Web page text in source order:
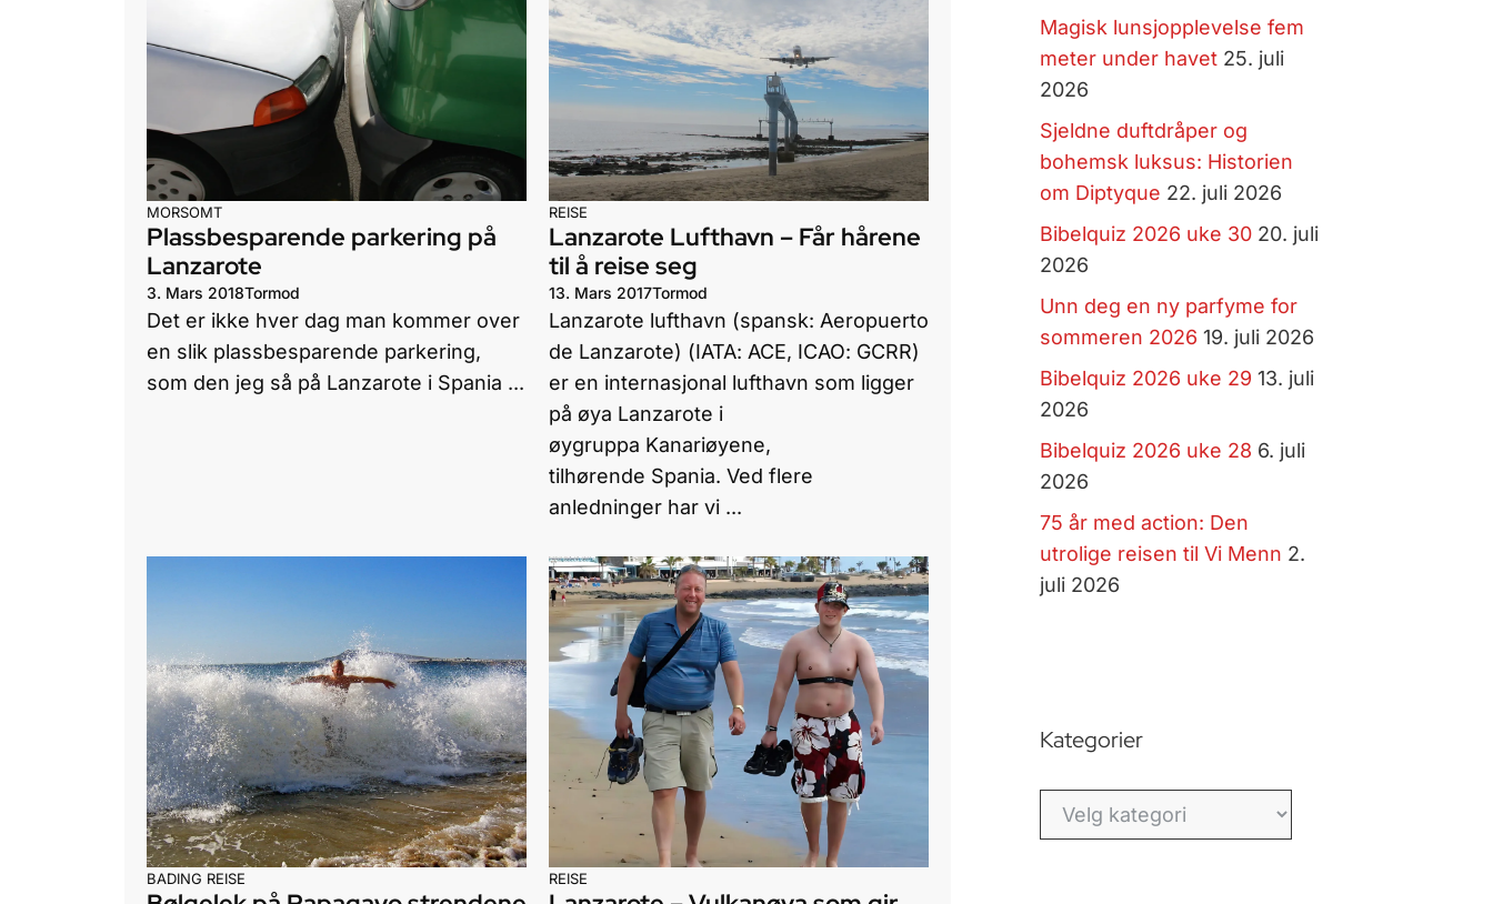
MORSOMT
Plassbesparende parkering på
Lanzarote
3. Mars 2018Tormod
Det er ikke hver dag man kommer over
en slik plassbesparende parkering,
som den jeg så på Lanzarote i Spania ...
REISE
Lanzarote Lufthavn – Får hårene
til å reise seg
13. Mars 2017Tormod
Lanzarote lufthavn (spansk: Aeropuerto
de Lanzarote) (IATA: ACE, ICAO: GCRR)
er en internasjonal lufthavn som ligger
på øya Lanzarote i
øygruppa Kanariøyene,
tilhørende Spania. Ved flere
anledninger har vi ...
BADING REISE REISE
Magisk lunsjopplevelse fem
meter under havet 25. juli
2026
Sjeldne duftdråper og
bohemsk luksus: Historien
om Diptyque 22. juli 2026
Bibelquiz 2026 uke 30 20. juli
2026
Unn deg en ny parfyme for
sommeren 2026 19. juli 2026
Bibelquiz 2026 uke 29 13. juli
2026
Bibelquiz 2026 uke 28 6. juli
2026
75 år med action: Den
utrolige reisen til Vi Menn 2.
juli 2026
Kategorier
Kategorier